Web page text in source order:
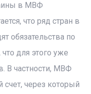
в МВФ
что ряд стран в
обязательства по
для этого уже
В частности, МВФ
через который